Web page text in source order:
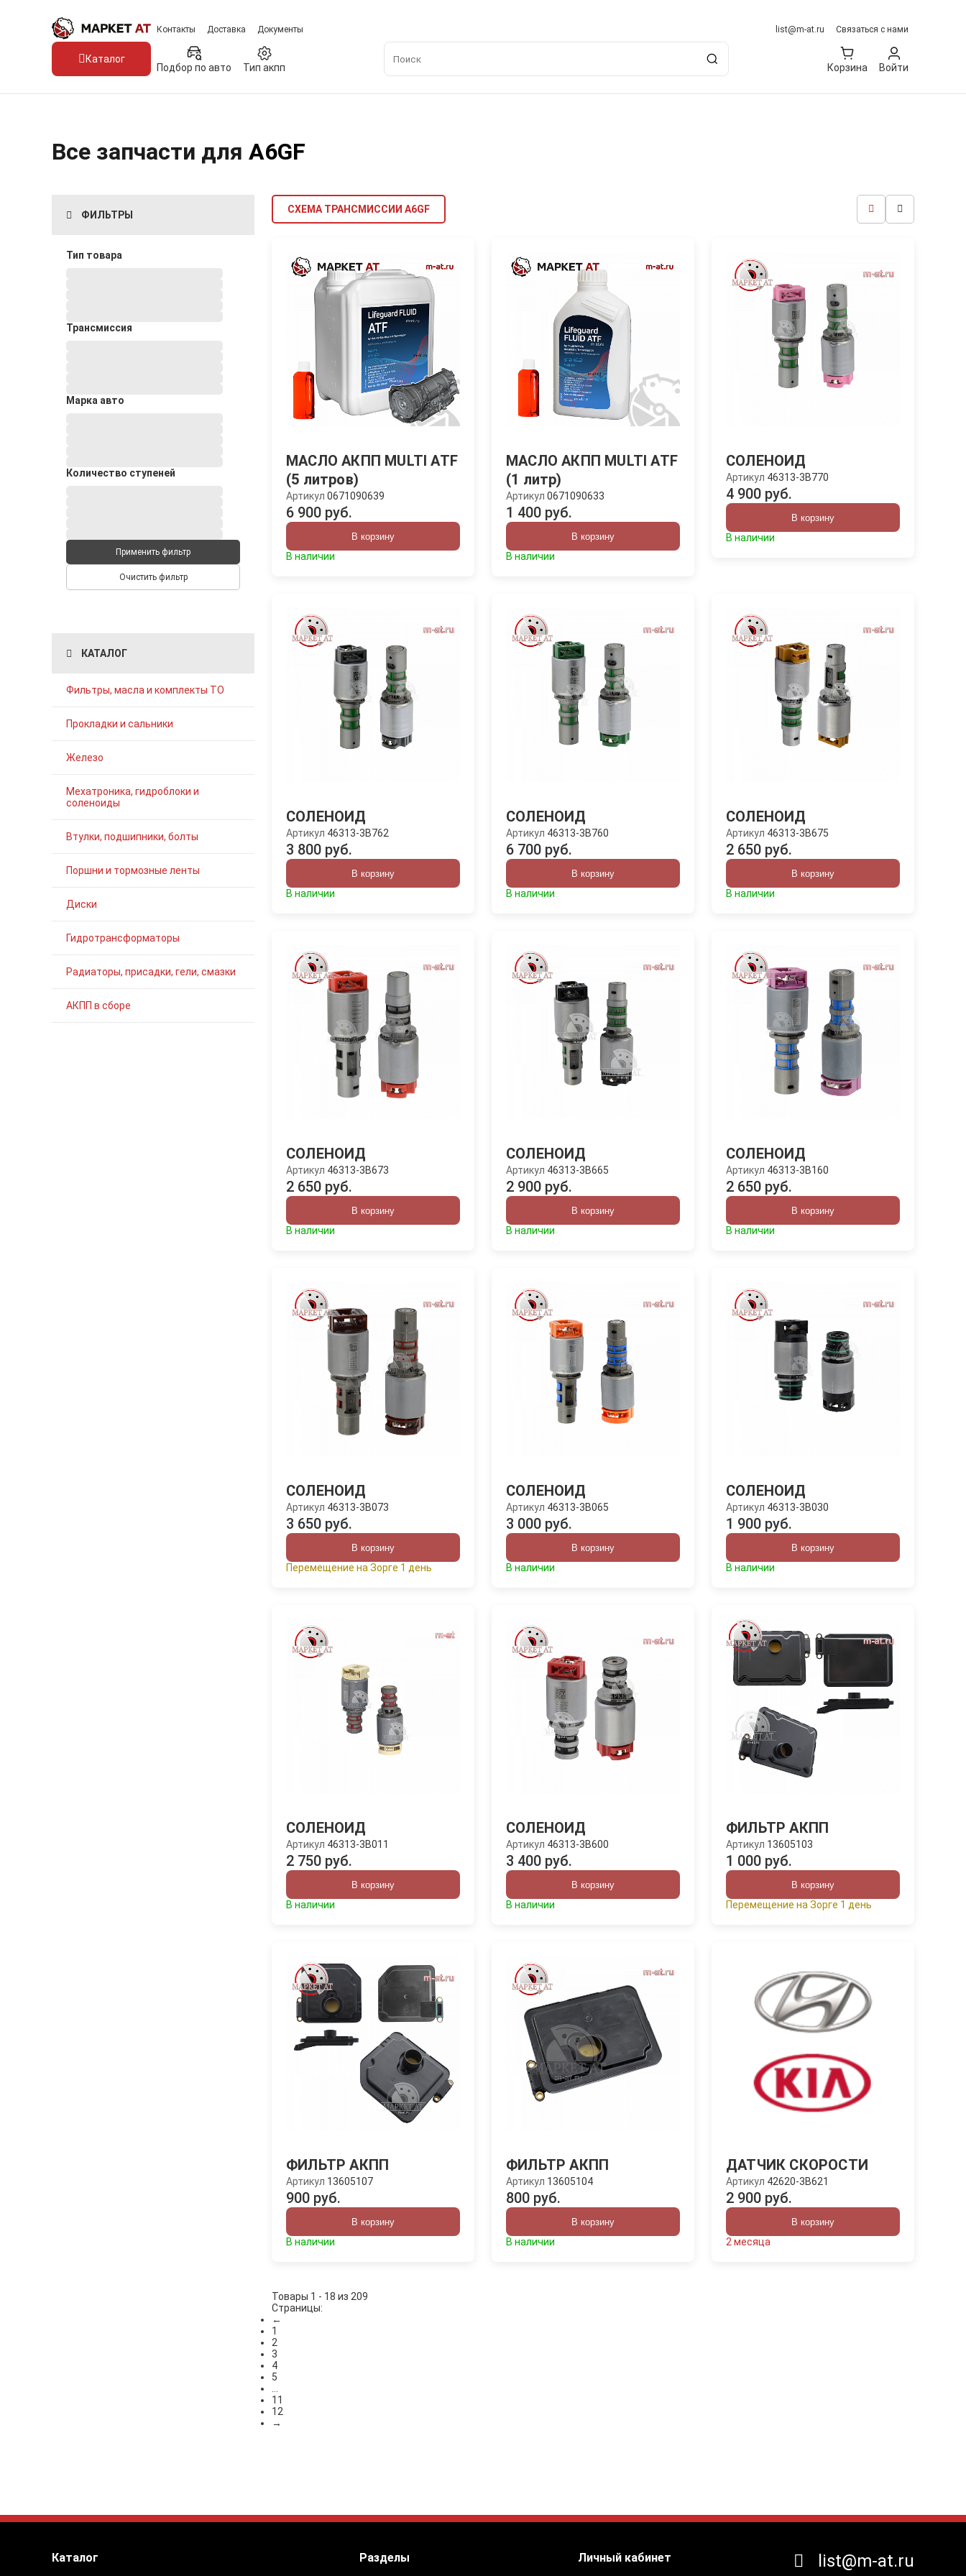
Контакты Доставка Документы list@m-at.ru Связаться с нами
Каталог
Подбор по авто Тип акпп Корзина Войти
Все запчасти для A6GF
ФИЛЬТРЫ
Тип товара
Трансмиссия
Марка авто
Количество ступеней
Применить фильтр
Очистить фильтр
КАТАЛОГ
Фильтры, масла и комплекты ТО
Прокладки и сальники
Железо
Мехатроника, гидроблоки и
соленоиды
Втулки, подшипники, болты
Поршни и тормозные ленты
Диски
Гидротрансформаторы
Радиаторы, присадки, гели, смазки
АКПП в сборе
СХЕМА ТРАНСМИССИИ A6GF
МАСЛО АКПП MULTI ATF
(5 литров)
Артикул 0671090639
6 900 руб.
В корзину
В наличии
МАСЛО АКПП MULTI ATF
(1 литр)
Артикул 0671090633
1 400 руб.
В корзину
В наличии
СОЛЕНОИД
Артикул 46313-3B770
4 900 руб.
В корзину
В наличии
СОЛЕНОИД
Артикул 46313-3B762
3 800 руб.
В корзину
В наличии
СОЛЕНОИД
Артикул 46313-3B760
6 700 руб.
В корзину
В наличии
СОЛЕНОИД
Артикул 46313-3B675
2 650 руб.
В корзину
В наличии
СОЛЕНОИД
Артикул 46313-3B673
2 650 руб.
В корзину
В наличии
СОЛЕНОИД
Артикул 46313-3B665
2 900 руб.
В корзину
В наличии
СОЛЕНОИД
Артикул 46313-3B160
2 650 руб.
В корзину
В наличии
СОЛЕНОИД
Артикул 46313-3B073
3 650 руб.
В корзину
Перемещение на Зорге 1 день
СОЛЕНОИД
Артикул 46313-3B065
3 000 руб.
В корзину
В наличии
СОЛЕНОИД
Артикул 46313-3B030
1 900 руб.
В корзину
В наличии
СОЛЕНОИД
Артикул 46313-3B011
2 750 руб.
В корзину
В наличии
СОЛЕНОИД
Артикул 46313-3B600
3 400 руб.
В корзину
В наличии
ФИЛЬТР АКПП
Артикул 13605103
1 000 руб.
В корзину
Перемещение на Зорге 1 день
ФИЛЬТР АКПП
Артикул 13605107
900 руб.
В корзину
В наличии
ФИЛЬТР АКПП
Артикул 13605104
800 руб.
В корзину
В наличии
ДАТЧИК СКОРОСТИ
Артикул 42620-3B621
2 900 руб.
В корзину
2 месяца
Товары 1 - 18 из 209
Страницы:
←
1
2
3
4
5
...
11
12
→
Каталог Разделы Личный кабинет list@m-at.ru